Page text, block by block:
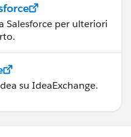
Salesforce per ulteriori
su IdeaExchange.